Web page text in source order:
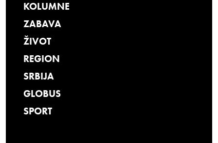
KOLUMNE
ZABAVA
ŽIVOT
REGION
SRBIJA
GLOBUS
SPORT